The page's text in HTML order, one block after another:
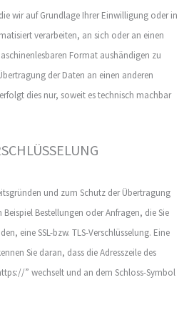
wir auf Grundlage Ihrer Einwilligung oder in
verarbeiten, an sich oder an einen
Format aushändigen zu
der Daten an einen anderen
dies nur, soweit es technisch machbar
und zum Schutz der Übertragung
Bestellungen oder Anfragen, die Sie
eine SSL-bzw. TLS-Verschlüsselung. Eine
Sie daran, dass die Adresszeile des
” wechselt und an dem Schloss-Symbol